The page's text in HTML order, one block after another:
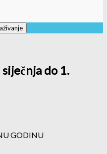
do 1.
GODINU